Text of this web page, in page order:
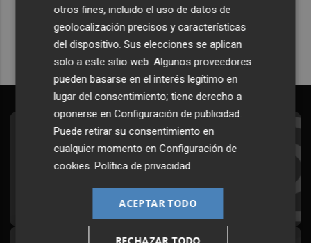
Quiero suscribirme
Suscríbete al Boletín
Todos los días a primera hora en tu email
otros fines, incluido el uso de datos de
geolocalización precisos y características
del dispositivo. Sus elecciones se aplican
solo a este sitio web. Algunos proveedores
pueden basarse en el interés legítimo en
lugar del consentimiento; tiene derecho a
oponerse enConfiguración de publicidad.
Puede retirar su consentimiento en
cualquier momento enConfiguración de
cookies.Política de privacidad
ACEPTAR TODO